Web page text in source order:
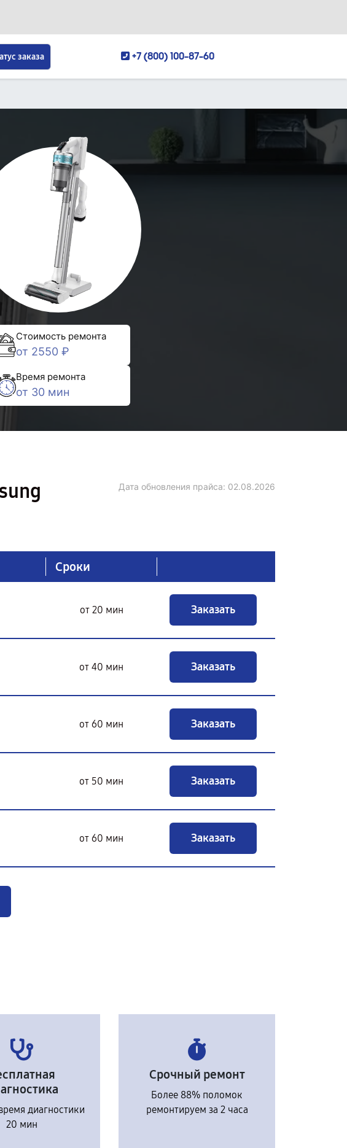
заказа +7 (800) 100-87-60
Стоимость ремонта
от 2550 ₽
Время ремонта
от 30 мин
Дата обновления прайса: 02.08.2026
Сроки
от 20 мин Заказать
от 40 мин Заказать
от 60 мин Заказать
от 50 мин Заказать
от 60 мин Заказать
диагностики
20 мин
Срочный ремонт
Более 88% поломок
ремонтируем за 2 часа